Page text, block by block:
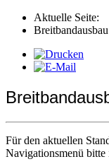
Aktuelle Seite:
Breitbandausbau
Für den aktuellen
Navigationsmenü bitte